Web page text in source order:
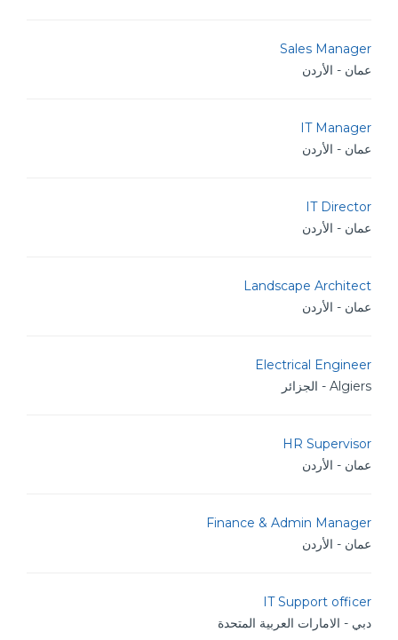
Sales Manager
عمان - الأردن
IT Manager
عمان - الأردن
IT Director
عمان - الأردن
Landscape Architect
عمان - الأردن
Electrical Engineer
Algiers - الجزائر
HR Supervisor
عمان - الأردن
Finance & Admin Manager
عمان - الأردن
IT Support officer
دبي - الامارات العربية المتحدة